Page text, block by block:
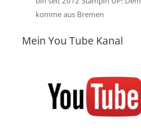
komme aus Bremen
Mein You Tube Kanal